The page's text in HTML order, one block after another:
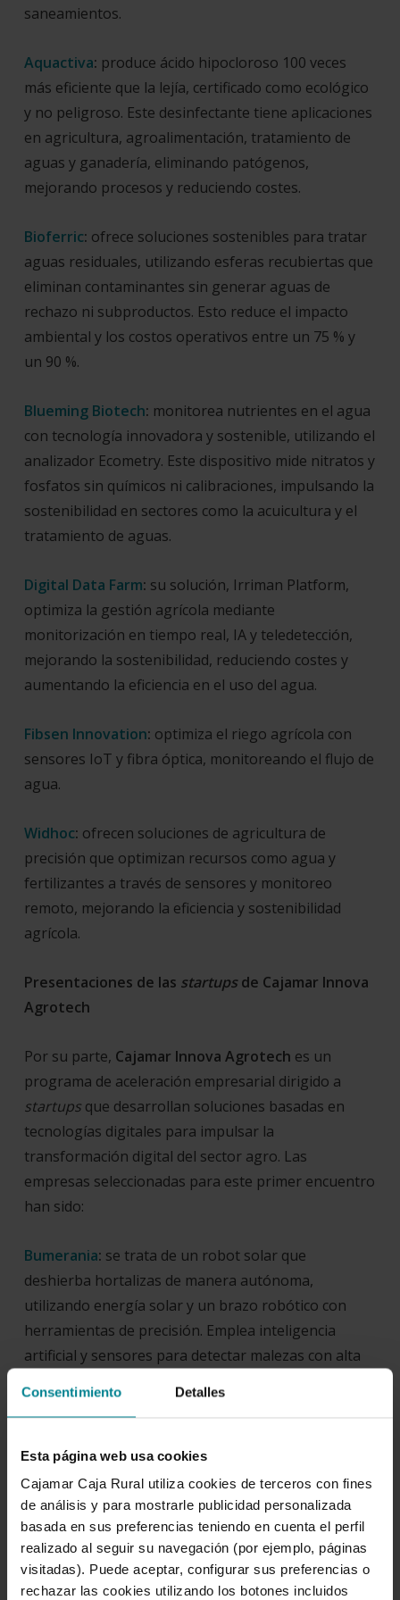
Consentimiento Detalles
Esta página web usa cookies
Cajamar Caja Rural utiliza cookies de terceros con fines
de análisis y para mostrarle publicidad personalizada
basada en sus preferencias teniendo en cuenta el perfil
realizado al seguir su navegación (por ejemplo, páginas
visitadas). Puede aceptar, configurar sus preferencias o
rechazar las cookies utilizando los botones incluidos
saneamientos.
Aquactiva: produce ácido hipocloroso 100 veces
más eficiente que la lejía, certificado como ecológico
y no peligroso. Este desinfectante tiene aplicaciones
en agricultura, agroalimentación, tratamiento de
aguas y ganadería, eliminando patógenos,
mejorando procesos y reduciendo costes.
Bioferric: ofrece soluciones sostenibles para tratar
aguas residuales, utilizando esferas recubiertas que
eliminan contaminantes sin generar aguas de
rechazo ni subproductos. Esto reduce el impacto
ambiental y los costos operativos entre un 75 % y
un 90 %.
Blueming Biotech: monitorea nutrientes en el agua
con tecnología innovadora y sostenible, utilizando el
analizador Ecometry. Este dispositivo mide nitratos y
fosfatos sin químicos ni calibraciones, impulsando la
sostenibilidad en sectores como la acuicultura y el
tratamiento de aguas.
Digital Data Farm: su solución, Irriman Platform,
optimiza la gestión agrícola mediante
monitorización en tiempo real, IA y teledetección,
mejorando la sostenibilidad, reduciendo costes y
aumentando la eficiencia en el uso del agua.
Fibsen Innovation: optimiza el riego agrícola con
sensores IoT y fibra óptica, monitoreando el flujo de
agua.
Widhoc: ofrecen soluciones de agricultura de
precisión que optimizan recursos como agua y
fertilizantes a través de sensores y monitoreo
remoto, mejorando la eficiencia y sostenibilidad
agrícola.
Presentaciones de las startupsde Cajamar Innova
Agrotech
Por su parte, Cajamar Innova Agrotech es un
programa de aceleración empresarial dirigido a
startups que desarrollan soluciones basadas en
tecnologías digitales para impulsar la
transformación digital del sector agro. Las
empresas seleccionadas para este primer encuentro
han sido:
Bumerania: se trata de un robot solar que
deshierba hortalizas de manera autónoma,
utilizando energía solar y un brazo robótico con
herramientas de precisión. Emplea inteligencia
artificial y sensores para detectar malezas con alta
Eki Labs:produce «electricidad agrivoltaica»,
combinando energía solar y agricultura mediante
paneles bifaciales verticales. Su tecnología optimiza
el uso del suelo y apoya la transición energética,
beneficiando a agricultores y comunidades rurales.